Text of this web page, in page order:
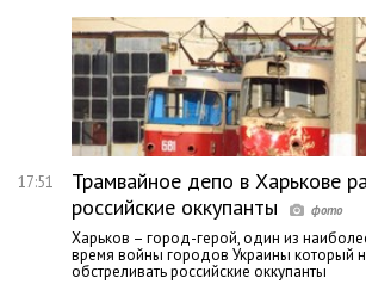
17:51
Трамвайное депо в Харькове
российские оккупанты
Харьков – город-герой, один из
время войны городов Украины который
обстреливать российские оккупанты